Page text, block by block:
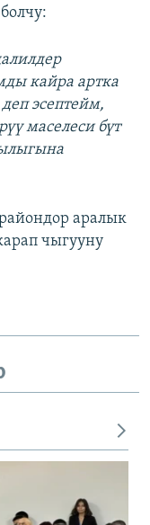
кайра артка
эсептейм,
маселеси бүт
аралык
чыгууну